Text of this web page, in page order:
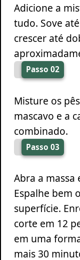
Adicione a
tudo. Sove
crescer até
Passo 02
Misture os
mascavo e a
combinado.
Passo 03
Abra a
Espalhe bem
superfície.
corte em 12
em uma
mais 30